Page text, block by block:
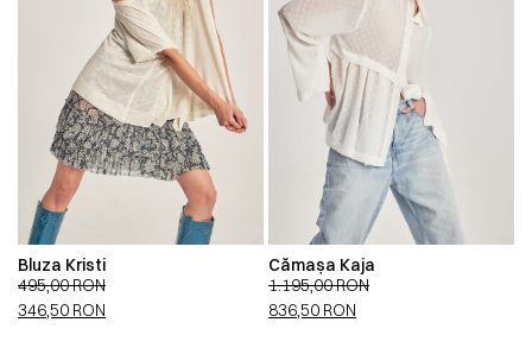
Bluza Kristi
495,00RON
346,50 RON
Cămașa Kaja
1.195,00RON
836,50 RON